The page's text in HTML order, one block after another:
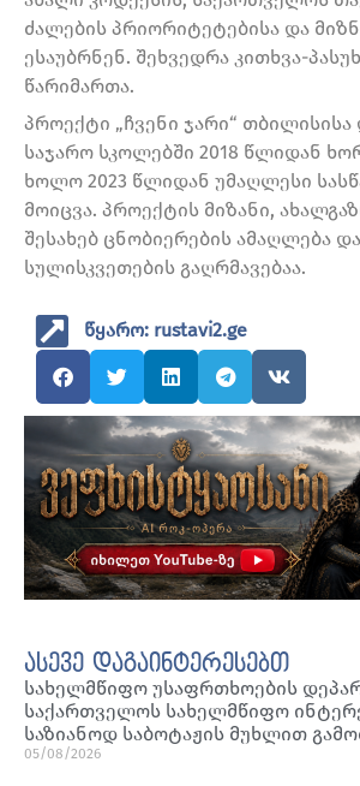
ძალების პრიორიტეტებისა და
ესაუბრნენ. შეხვედრა კითხვა-
წარიმართა.
პროექტი „ჩვენი ჯარი“ თბილისისა
საჯარო სკოლებში 2018 წლიდან
ხოლო 2023 წლიდან უმაღლესი
მოიცვა. პროექტის მიზანი,
შესახებ ცნობიერების ამაღლება
სულისკვეთების გაღრმავებაა.
წყარო: rustavi2.ge
ასევე დაგაინტერესებთ
სახელმწიფო უსაფრთხოების
საქართველოს სახელმწიფო
საზიანოდ საბოტაჟის მუხლით
05/08/2026